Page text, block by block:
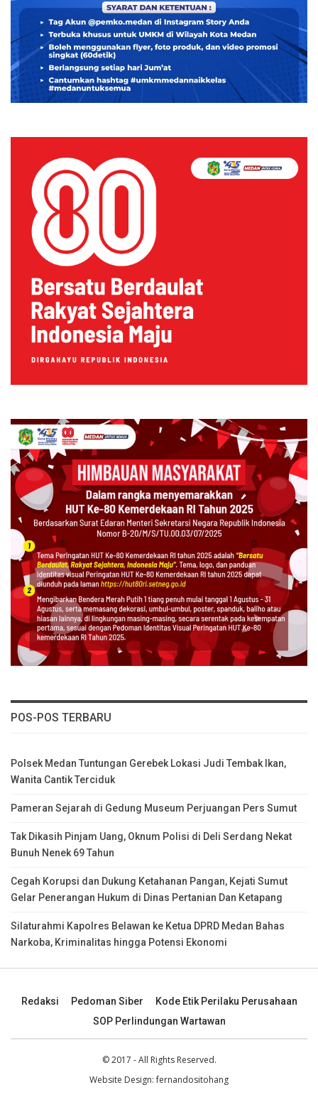
POS-POS TERBARU
Polsek Medan Tuntungan Gerebek Lokasi Judi Tembak Ikan,
Wanita Cantik Terciduk
Pameran Sejarah di Gedung Museum Perjuangan Pers Sumut
Tak Dikasih Pinjam Uang, Oknum Polisi di Deli Serdang Nekat
Bunuh Nenek 69 Tahun
Cegah Korupsi dan Dukung Ketahanan Pangan, Kejati Sumut
Gelar Penerangan Hukum di Dinas Pertanian Dan Ketapang
Silaturahmi Kapolres Belawan ke Ketua DPRD Medan Bahas
Narkoba, Kriminalitas hingga Potensi Ekonomi
Redaksi Pedoman Siber
Kode Etik Perilaku Perusahaan
SOP Perlindungan Wartawan
© 2017 - All Rights Reserved.
Website Design:fernandositohang